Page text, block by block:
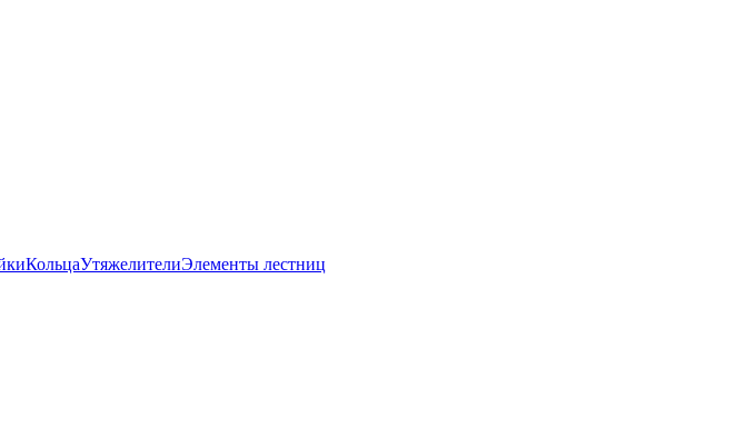
КольцаУтяжелителиЭлементы лестниц